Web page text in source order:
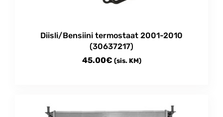
Diisli/Bensiini termostaat 2001-2010
(30637217)
45.00€ (sis. KM)